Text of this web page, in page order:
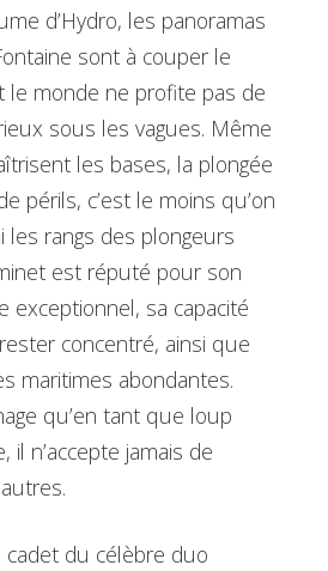
d’Hydro, les panoramas
sont à couper le
le monde ne profite pas de
sous les vagues. Même
les bases, la plongée
périls, c’est le moins qu’on
les rangs des plongeurs
est réputé pour son
exceptionnel, sa capacité
concentré, ainsi que
maritimes abondantes.
qu’en tant que loup
il n’accepte jamais de
du célèbre duo